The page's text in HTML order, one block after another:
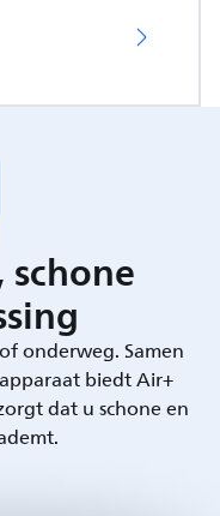
onderweg. Samen
biedt Air+
dat u schone en